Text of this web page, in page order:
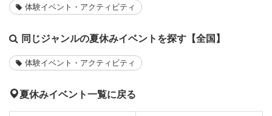
体験イベント・アクティビティ
同じジャンルの夏休みイベントを探す【全国】
体験イベント・アクティビティ
夏休みイベント一覧に戻る